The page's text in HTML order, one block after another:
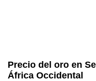
Precio del oro en
África Occidental